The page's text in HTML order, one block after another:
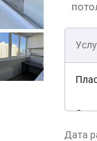
Дата